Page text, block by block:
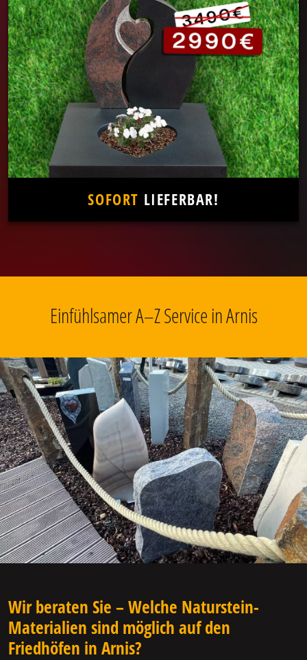
SOFORT LIEFERBAR!
Einfühlsamer A–Z Service in Arnis
Wir beraten Sie – Welche Naturstein-
Materialien sind möglich auf den
Friedhöfen in Arnis?